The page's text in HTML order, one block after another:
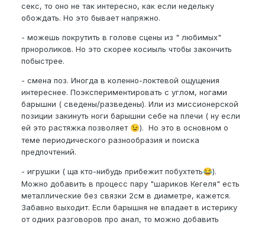
секс, то оно не так интересно, как если недельку
обождать. Но это бывает напряжно.
- можешь покрутить в голове сцены из " любимых"
прнороликов. Но это скорее косиыль чтобы закончить
побыстрее.
- смена поз. Иногда в коленно-локтевой ощущения
интереснее. Поэкспериментировать с углом, ногами
барышни ( сведены/разведены). Или из миссионерской
позиции закинуть ноги барышни себе на плечи ( ну если
ей это растяжка позволяет 😉). Но это в основном о
теме периодического разнообразия и поиска
предпочтений.
- игрушки ( ща кто-нибудь прибежит побухтеть😂).
Можно добавить в процесс пару "шариков Кегеля" есть
металлические без связки 2см в диаметре, кажется.
Забавно выходит. Если барышня не впадает в истерику
от одних разговоров про анал, то можно добавить